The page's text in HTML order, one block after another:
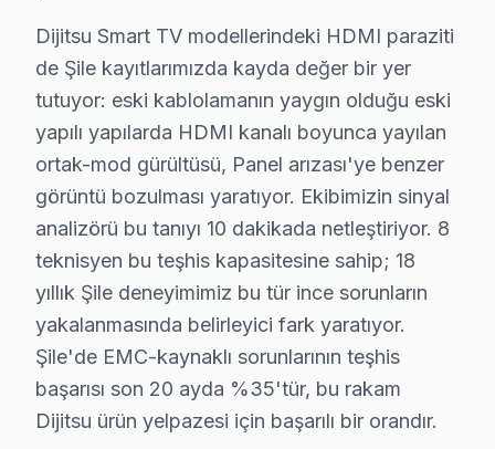
· Şile Panasonic
· Şile Toshiba
Dijitsu TV Arızası: Şile'de Ne Yapmalısınız?
Şile'de Dijitsu TV arızasında yapmanız gereken
Dijitsu TV Arızaları ve Çözümler
✓ 15+ Yıl Deneyim
✓ Yazılı Garanti Belgesi
Dijitsu Smart TV modellerindeki HDMI paraziti
de Şile kayıtlarımızda kayda değer bir yer
tutuyor: eski kablolamanın yaygın olduğu eski
yapılı yapılarda HDMI kanalı boyunca yayılan
ortak-mod gürültüsü, Panel arızası'ye benzer
görüntü bozulması yaratıyor. Ekibimizin sinyal
analizörü bu tanıyı 10 dakikada netleştiriyor. 8
teknisyen bu teşhis kapasitesine sahip; 18
yıllık Şile deneyimimiz bu tür ince sorunların
yakalanmasında belirleyici fark yaratıyor.
Şile'de EMC-kaynaklı sorunlarının teşhis
başarısı son 20 ayda %35'tür, bu rakam
Dijitsu ürün yelpazesi için başarılı bir orandır.